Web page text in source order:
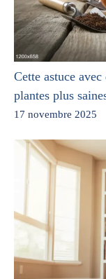
Cette astuce
plantes plus
17 novembre 2025